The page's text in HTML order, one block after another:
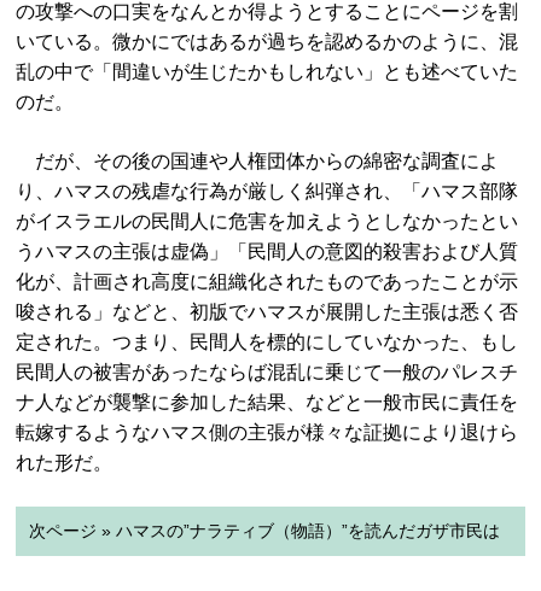
の攻撃への口実をなんとか得ようとすることにページを割
いている。微かにではあるが過ちを認めるかのように、混
乱の中で「間違いが生じたかもしれない」とも述べていた
のだ。
だが、その後の国連や人権団体からの綿密な調査によ
り、ハマスの残虐な行為が厳しく糾弾され、「ハマス部隊
がイスラエルの民間人に危害を加えようとしなかったとい
うハマスの主張は虚偽」「民間人の意図的殺害および人質
化が、計画され高度に組織化されたものであったことが示
唆される」などと、初版でハマスが展開した主張は悉く否
定された。つまり、民間人を標的にしていなかった、もし
民間人の被害があったならば混乱に乗じて一般のパレスチ
ナ人などが襲撃に参加した結果、などと一般市民に責任を
転嫁するようなハマス側の主張が様々な証拠により退けら
れた形だ。
次ページ » ハマスの”ナラティブ（物語）”を読んだガザ市民は